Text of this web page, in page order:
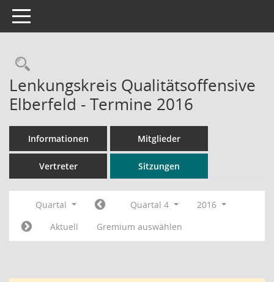
Toggle navigation
Rechercheauswahl
Lenkungskreis Qualitätsoffensive
Elberfeld - Termine 2016
Informationen Mitglieder
Vertreter Sitzungen
Quartal Quartal 4
2016
Aktuell
Gremium auswählen